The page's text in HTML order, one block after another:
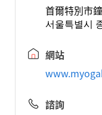
首爾特別市
서울특별시
網站
諮詢